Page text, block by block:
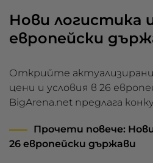
Нови логистика
европейски
Открийте
цени и условия в 26
BigArena.net предлага
Прочети повече:
26 европейски държави